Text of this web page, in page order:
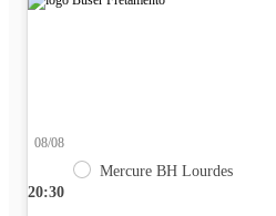
20:30
08/08
Mercure BH Lourdes